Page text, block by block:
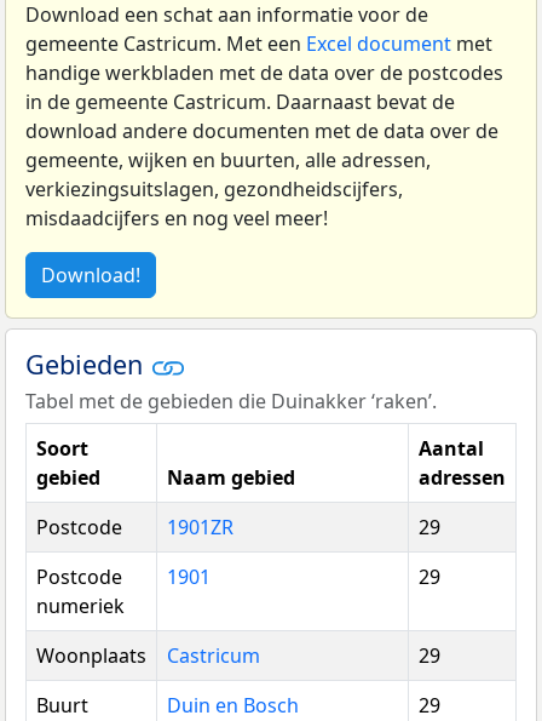
Download een schat aan informatie voor de
gemeente Castricum. Met een Excel document met
handige werkbladen met de data over de postcodes
in de gemeente Castricum. Daarnaast bevat de
download andere documenten met de data over de
gemeente, wijken en buurten, alle adressen,
verkiezingsuitslagen, gezondheidscijfers,
misdaadcijfers en nog veel meer!
Download!
Gebieden
Tabel met de gebieden die Duinakker ‘raken’.
Soort
gebied
Naam gebied
Aantal
adressen
Postcode
1901ZR
29
Postcode
numeriek
1901 29
Woonplaats Castricum
29
Buurt
Duin en Bosch
29